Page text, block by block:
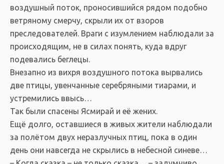
воздушный поток, проносившийся рядом подобно
ветряному смерчу, скрыли их от взоров
преследователей. Враги с изумлением наблюдали за
происходящим, не в силах понять, куда вдруг
подевались беглецы.
Внезапно из вихря воздушного потока вырвались
две птицы, увенчанные серебряными тиарами, и
устремились ввысь…
Так были спасены Ясмирай и её жених.
Ещё долго, оставшиеся в живых жители наблюдали
за полётом двух неразлучных птиц, пока в один
день они навсегда не скрылись в небесной синеве…